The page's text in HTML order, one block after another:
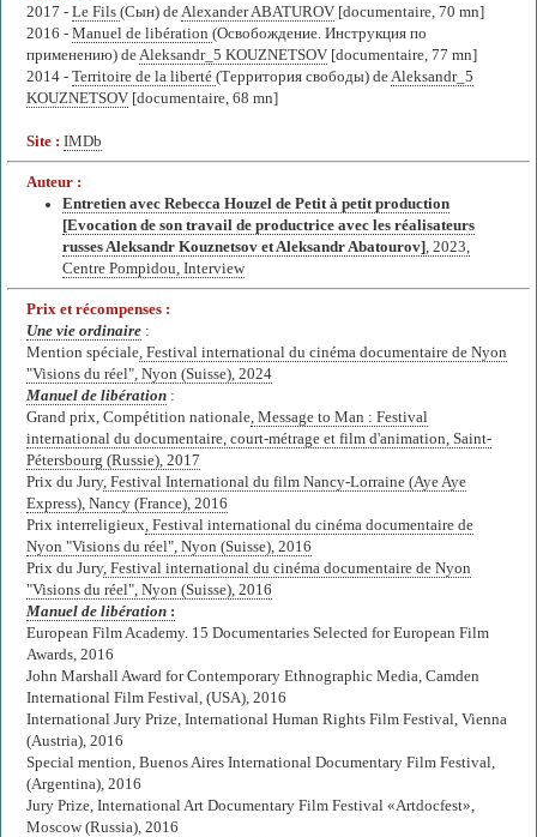
2017 - Le Fils (Сын) de Alexander ABATUROV [documentaire, 70 mn]
2016 - Manuel de libération (Освобождение. Инструкция по
применению) de Aleksandr_5 KOUZNETSOV [documentaire, 77 mn]
2014 - Territoire de la liberté (Территория свободы) de Aleksandr_5
KOUZNETSOV [documentaire, 68 mn]
Site : IMDb
Auteur :
Entretien avec Rebecca Houzel de Petit à petit production
[Evocation de son travail de productrice avec les réalisateurs
russes Aleksandr Kouznetsov et Aleksandr Abatourov] , 2023,
Centre Pompidou, Interview
Prix et récompenses :
Une vie ordinaire :
Mention spéciale , Festival international du cinéma documentaire de Nyon
"Visions du réel", Nyon (Suisse), 2024
Manuel de libération :
Grand prix, Compétition nationale , Message to Man : Festival
international du documentaire, court-métrage et film d'animation, Saint-
Pétersbourg (Russie), 2017
Prix du Jury, Festival International du film Nancy-Lorraine (Aye Aye
Express), Nancy (France), 2016
Prix interreligieux , Festival international du cinéma documentaire de
Nyon "Visions du réel", Nyon (Suisse), 2016
Prix du Jury, Festival international du cinéma documentaire de Nyon
"Visions du réel", Nyon (Suisse), 2016
Manuel de libération :
European Film Academy. 15 Documentaries Selected for European Film
Awards, 2016
John Marshall Award for Contemporary Ethnographic Media, Camden
International Film Festival, (USA), 2016
International Jury Prize, International Human Rights Film Festival, Vienna
(Austria), 2016
Special mention, Buenos Aires International Documentary Film Festival,
(Argentina), 2016
Jury Prize, International Art Documentary Film Festival «Artdocfest»,
Moscow (Russia), 2016